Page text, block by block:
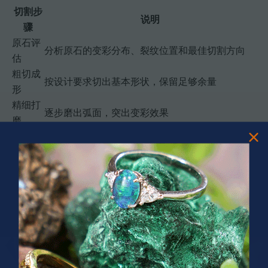
切割步
骤
说明
原石评
估
分析原石的变彩分布、裂纹位置和最佳切割方向
粗切成
形
按设计要求切出基本形状，保留足够余量
精细打
磨
逐步磨出弧面，突出变彩效果
理
最终抛光至镜面效果，展现原石最佳状态
质量检
验
检查尺寸精度、表面质量和变彩效果，合格后进入
下一环节
在高品质澳宝选购建议中，我们特别强调了澳宝的脆弱性
处理。切割过程中需要持续用水冷却，避免因摩擦产生的
热量导致原石开裂。切割师还需要根据原石的天然纹理选
择切割方向，以最大化变彩面积。
PRIZES OF UNSPEAKABLE VALUE!
SPIN TO WIN